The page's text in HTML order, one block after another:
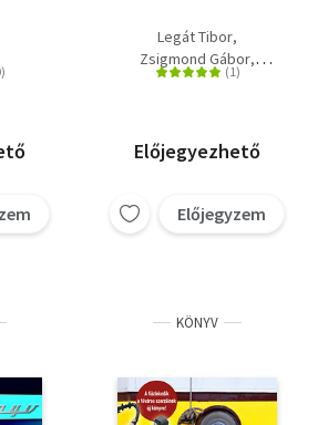
Legát Tibor
Zsigmond Gábor
Nagy Zsolt Levente
Előjegyezhető
Előjegyzem
KÖNYV